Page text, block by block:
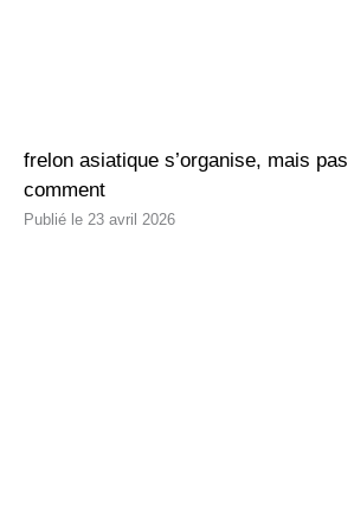
frelon asiatique s’organise, mais pas
comment
23 avril 2026